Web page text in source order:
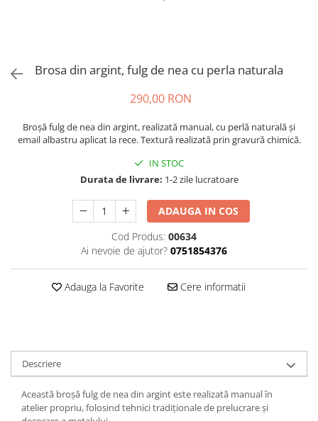
Brosa din argint, fulg de nea cu perla naturala
290,00 RON
Broșă fulg de nea din argint, realizată manual, cu perlă naturală și
email albastru aplicat la rece. Textură realizată prin gravură chimică.
IN STOC
Durata de livrare: 1-2 zile lucratoare
ADAUGA IN COS
Cod Produs: 00634
Ai nevoie de ajutor? 0751854376
Adauga la Favorite Cere informatii
Descriere
Această broșă fulg de nea din argint este realizată manual în
atelier propriu, folosind tehnici tradiționale de prelucrare și